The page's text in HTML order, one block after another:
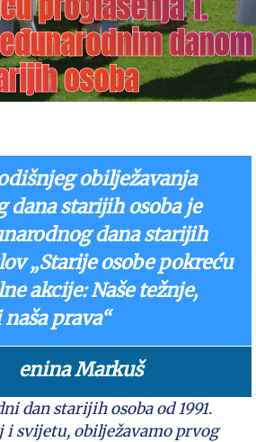
danom
osoba
obilježavanja
dana starijih osoba je
dana starijih
„Starije osobe pokreću
akcije: Naše težnje,
prava“
enina Markuš
dan starijih osoba od 1991.
i svijetu, obilježavamo prvog